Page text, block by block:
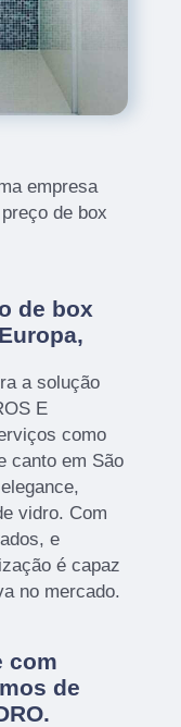
empresa
de box
de box
a solução
E
como
canto em São
vidro. Com
e
é capaz
no mercado.
com
de